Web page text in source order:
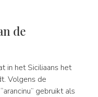
de
in het Siciliaans het
Volgens de
gebruikt als